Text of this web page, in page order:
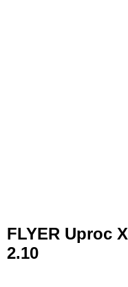
FLYER Uproc X
2.10